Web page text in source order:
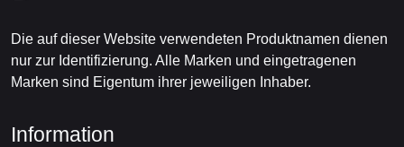
Die auf dieser Website verwendeten Produktnamen dienen
nur zur Identifizierung. Alle Marken und eingetragenen
Marken sind Eigentum ihrer jeweiligen Inhaber.
Information